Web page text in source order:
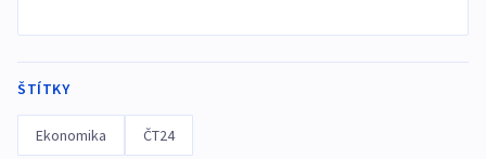
ŠTÍTKY
Ekonomika ČT24